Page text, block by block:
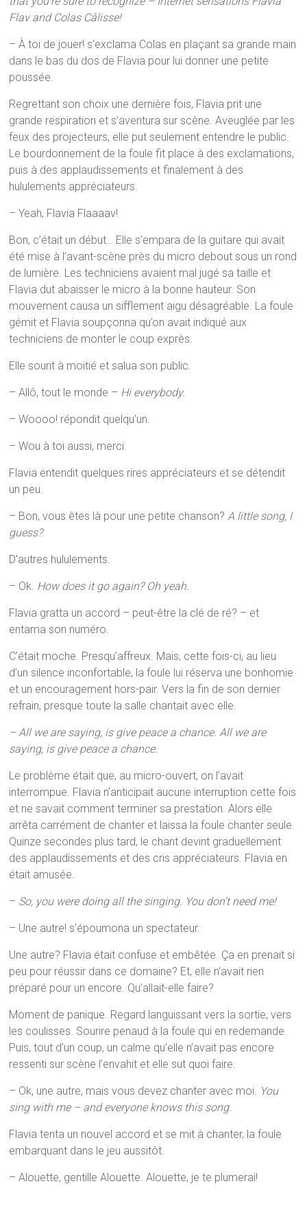
Flav and Colas Câlisse!
– À toi de jouer! s’exclama Colas en plaçant sa grande main
dans le bas du dos de Flavia pour lui donner une petite
poussée.
Regrettant son choix une dernière fois, Flavia prit une
grande respiration et s’aventura sur scène. Aveuglée par les
feux des projecteurs, elle put seulement entendre le public.
Le bourdonnement de la foule fit place à des exclamations,
puis à des applaudissements et finalement à des
hululements appréciateurs.
– Yeah, Flavia Flaaaav!
Bon, c’était un début… Elle s’empara de la guitare qui avait
été mise à l’avant-scène près du micro debout sous un rond
de lumière. Les techniciens avaient mal jugé sa taille et
Flavia dut abaisser le micro à la bonne hauteur. Son
mouvement causa un sifflement aigu désagréable. La foule
gémit et Flavia soupçonna qu’on avait indiqué aux
techniciens de monter le coup exprès.
Elle sourit à moitié et salua son public.
– Allô, tout le monde – Hi everybody.
– Woooo! répondit quelqu’un.
– Wou à toi aussi, merci.
Flavia entendit quelques rires appréciateurs et se détendit
un peu.
– Bon, vous êtes là pour une petite chanson?A little song, I
guess?
D’autres hululements.
– Ok. How does it go again? Oh yeah.
Flavia gratta un accord – peut-être la clé de ré? – et
entama son numéro.
C’était moche. Presqu’affreux. Mais, cette fois-ci, au lieu
d’un silence inconfortable, la foule lui réserva une bonhomie
et un encouragement hors-pair. Vers la fin de son dernier
refrain, presque toute la salle chantait avec elle.
– All we are saying, is give peace a chance. All we are
saying, is give peace a chance.
Le problème était que, au micro-ouvert, on l’avait
interrompue. Flavia n’anticipait aucune interruption cette fois
et ne savait comment terminer sa prestation. Alors elle
arrêta carrément de chanter et laissa la foule chanter seule.
Quinze secondes plus tard, le chant devint graduellement
des applaudissements et des cris appréciateurs. Flavia en
était amusée.
– So, you were doing all the singing. You don’t need me!
– Une autre! s’époumona un spectateur.
Une autre? Flavia était confuse et embêtée. Ça en prenait si
peu pour réussir dans ce domaine? Et, elle n’avait rien
préparé pour un encore. Qu’allait-elle faire?
Moment de panique. Regard languissant vers la sortie, vers
les coulisses. Sourire penaud à la foule qui en redemande.
Puis, tout d’un coup, un calme qu’elle n’avait pas encore
ressenti sur scène l’envahit et elle sut quoi faire.
– Ok, une autre, mais vous devez chanter avec moi. You
sing with me – and everyone knows this song.
Flavia tenta un nouvel accord et se mit à chanter, la foule
embarquant dans le jeu aussitôt.
– Alouette, gentille Alouette. Alouette, je te plumerai!